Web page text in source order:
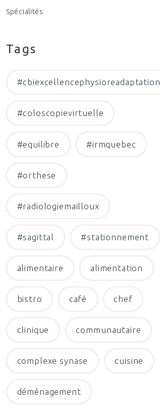
Spécialités
Tags
#cbiexcellencephysioreadaptation
#coloscopievirtuelle
#equilibre #irmquebec
#orthese
#radiologiemailloux
#sagittal #stationnement
alimentaire alimentation
bistro café chef
clinique communautaire
complexe synase cuisine
déménagement